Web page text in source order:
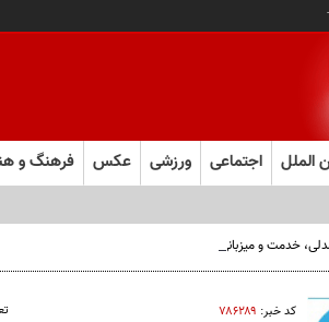
الملل اجتماعی ورزشی عکس فرهنگ و
کد خبر: ۷۸۶۲۸۹